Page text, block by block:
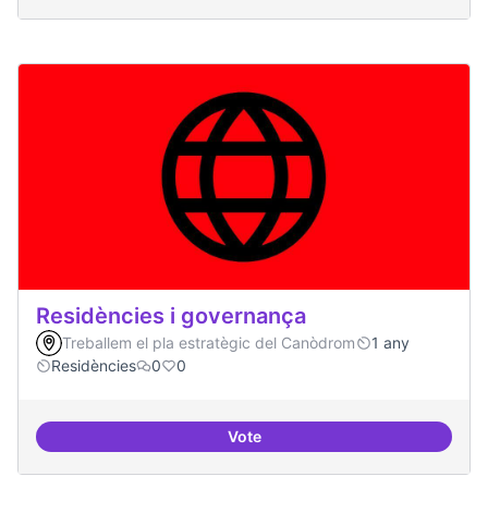
Residències i governança
Treballem el pla estratègic del Canòdrom
1 any
Residències
0 0
VoteResidències i governança